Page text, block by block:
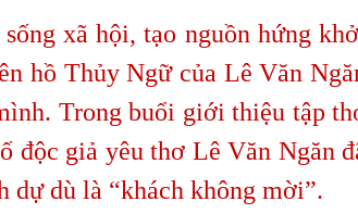
xã hội, tạo nguồn hứng
hồ Thủy Ngữ của Lê Văn
Trong buổi giới thiệu tập
độc giả yêu thơ Lê Văn Ngăn
dù là “khách không mời”.